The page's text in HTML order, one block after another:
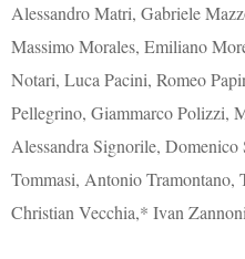
Alessandro Matri, Gabriele
Massimo Morales, Emiliano
Notari, Luca Pacini, Romeo
Pellegrino, Giammarco Polizzi,
Alessandra Signorile,
Tommasi, Antonio Tramontano,
Christian Vecchia,* Ivan